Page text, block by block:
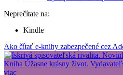
Neprečítate na:
Kindle
Ako čítať e-knihy zabezpečené cez